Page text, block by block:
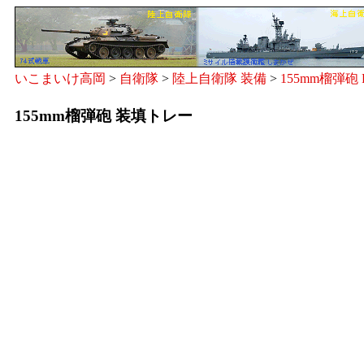
いこまいけ高岡 > 自衛隊 > 陸上自衛隊 装備 > 155mm榴弾砲
155mm榴弾砲 装填トレー